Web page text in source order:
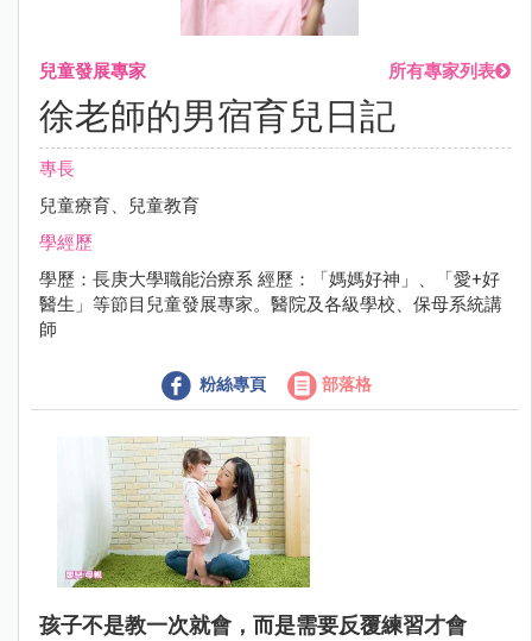
兒童發展專家 所有專家列表
徐老師的男宿育兒日記
專長
兒童療育、兒童教育
學經歷
學歷：長庚大學職能治療系 經歷：「媽媽好神」、「愛+好
醫生」等節目兒童發展專家。醫院及各級學校、保母系統講
師
粉絲專頁 部落格
孩子不是教一次就會，而是需要反覆練習才會